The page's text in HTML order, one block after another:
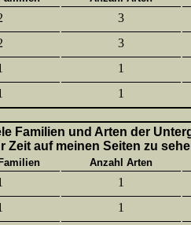
3
3
1
1
Familien und Arten der
Zeit auf meinen Seiten zu
Anzahl Arten
1
1